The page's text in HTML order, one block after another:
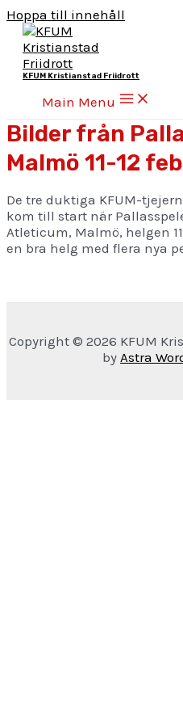
Hoppa till innehåll
KFUM Kristianstad Friidrott
Main Menu
Bilder från
Malmö 11-12
De tre duktiga KFUM-
kom till start när
Atleticum, Malmö, helgen
en bra helg med flera nya
Copyright © 2026 KFUM
by Astra